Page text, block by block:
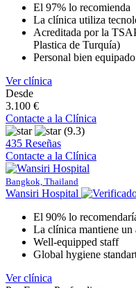
El 97% lo recomienda
La clínica utiliza
Acreditada por la
Plastica de Turquía)
Personal bien equipado
Ver clínica
Desde
3.100 €
Contacte a la Clínica
(9.3)
435 Reseñas
Contacte a la Clínica
Bangkok, Thailand
Wansiri Hospital
El 90% lo
La clínica mantiene
Well-equipped staff
Global hygiene
Ver clínica